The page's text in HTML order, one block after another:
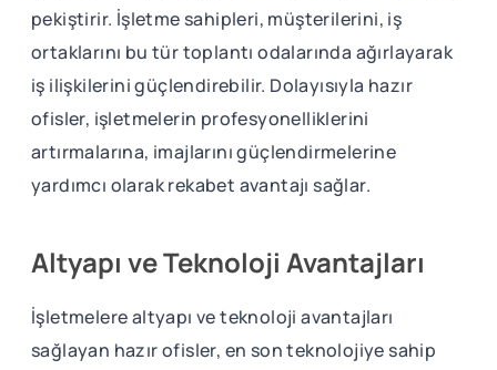
pekiştirir. İşletme sahipleri, müşterilerini, iş
ortaklarını bu tür toplantı odalarında ağırlayarak
iş ilişkilerini güçlendirebilir. Dolayısıyla hazır
ofisler, işletmelerin profesyonelliklerini
artırmalarına, imajlarını güçlendirmelerine
yardımcı olarak rekabet avantajı sağlar.
Altyapı ve Teknoloji Avantajları
İşletmelere altyapı ve teknoloji avantajları
sağlayan hazır ofisler, en son teknolojiye sahip